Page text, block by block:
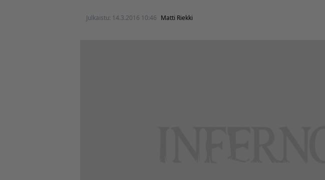
Julkaistu: 14.3.2016 10:46 Matti Riekki